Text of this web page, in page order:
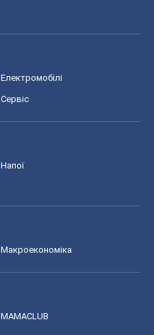
Електромобілі
Сервіс
Напої
Макроекономіка
MAMACLUB